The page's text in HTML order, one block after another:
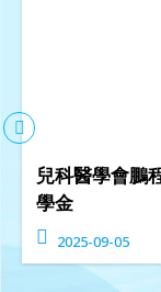
兒科醫學會鵬
學金
2025-09-05